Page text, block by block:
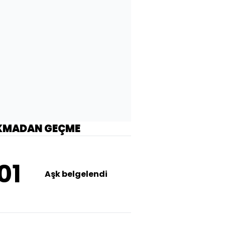
GEÇME
Aşk belgelendi